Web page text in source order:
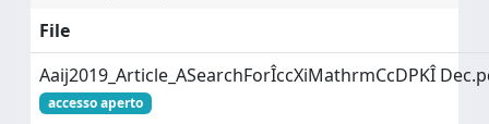
File
Aaij2019_Article_ASearchForÎccXiMathrmCcDPKÎ
accesso aperto